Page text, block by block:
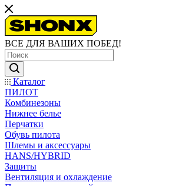
ВСЕ ДЛЯ ВАШИХ ПОБЕД!
Каталог
ПИЛОТ
Комбинезоны
Нижнее белье
Перчатки
Обувь пилота
Шлемы и аксессуары
HANS/HYBRID
Защиты
Вентиляция и охлаждение